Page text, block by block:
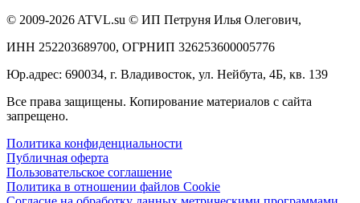
© 2009-2026 ATVL.su © ИП Петруня Илья Олегович,
ИНН 252203689700, ОГРНИП 326253600005776
Юр.адрес: 690034, г. Владивосток, ул. Нейбута, 4Б, кв. 139
Все права защищены. Копирование материалов с сайта
запрещено.
Политика конфиденциальности
Публичная оферта
Пользовательское соглашение
Политика в отношении файлов Cookie